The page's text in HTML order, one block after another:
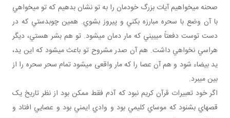
صحنه مي خواهيم آيات بزرگ خودمان را به تو نشان بدهيم که تو مي خواهي
با آن وضع با سحره مبارزه بکني و پيروز بشوي. همين چوبدستي که در
دست توست دفعتاً مي بيني که مار دمان مي شود. تو هم بشر هستي، ديگر
هراسي نخواهي داشت. هم آن صدر مشروح تو باعث مي شود که اين يد،
يد بيضاء شود و هم آن عصا را که مار واقعی مي شود تمام سحر سحره را از
بين مي برد.
اگر خود تعبيرات قرآن کريم نبود که آدم فقط ممکن بود از نظر تاريخ يک
قصه اي بشنود که موساي کليمي بود و وادي ايمني بود و عصايي افتاد و